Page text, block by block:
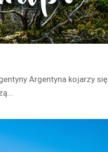
Argentyna kojarzy się